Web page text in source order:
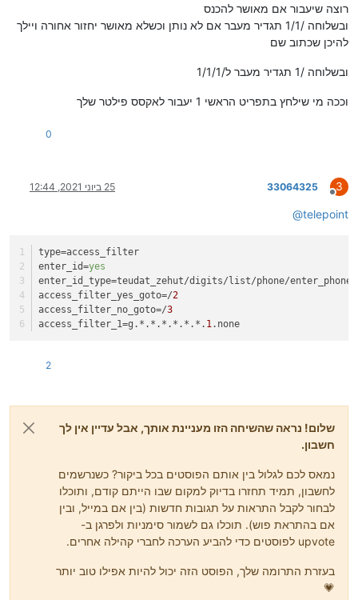
רוצה שיעבור אם מאושר להכנס
ובשלוחה /1/1 תגדיר מעבר אם לא נותן וכשלא מאושר יחזור אחורה ויילך
להיכן שכתוב שם
ובשלוחה /1 תגדיר מעבר ל/1/1/1
וככה מי שילחץ בתפריט הראשי 1 יעבור לאקסס פילטר שלך
0
3
מנותק
33064325 25 ביוני 2021, 12:44
@telepoint
type=access_filter
enter_id=yes
enter_id_type=teudat_zehut/digits/list/phone/
access_filter_yes_goto=/2
access_filter_no_goto=/3
access_filter_1=g.*.*.*.*.*.*. 1.none
2
שלום! נראה שהשיחה הזו מעניינת אותך, אבל עדיין אין לך
חשבון.
נמאס לכם לגלול בין אותם הפוסטים בכל ביקור? כשנרשמים
לחשבון, תמיד תחזרו בדיוק למקום שבו הייתם קודם, ותוכלו
לבחור לקבל התראות על תגובות חדשות (בין אם במייל, ובין
אם בהתראת פוש). תוכלו גם לשמור סימניות ולפרגן ב-
upvote לפוסטים כדי להביע הערכה לחברי קהילה אחרים.
בעזרת התרומה שלך, הפוסט הזה יכול להיות אפילו טוב יותר
💗